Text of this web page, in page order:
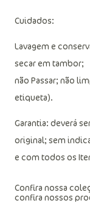
Cuidados:
Lavagem e
secar em tambor;
não Passar; não
etiqueta).
Garantia: deverá
original; sem
e com todos os
Confira nossa
confira nossos